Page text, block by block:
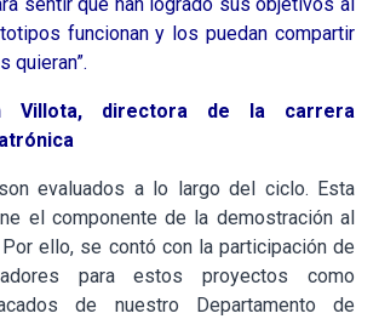
sentir que han logrado sus objetivos al
funcionan y los puedan compartir
quieran”.
Villota, directora de la carrera
evaluados a lo largo del ciclo. Esta
el componente de la demostración al
ello, se contó con la participación de
para estos proyectos como
de nuestro Departamento de